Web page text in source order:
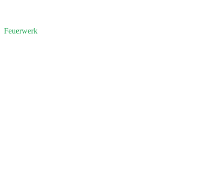
Feuerwerk